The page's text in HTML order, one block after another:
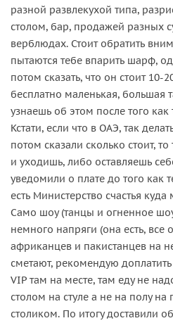
разной развлекухой типа,
столом, бар, продажей разных
верблюдах. Стоит обратить
пытаются тебе впарить шарф,
потом сказать, что он стоит
бесплатно маленькая, большая
узнаешь об этом после того
Кстати, если что в ОАЭ, так
потом сказали сколько стоит,
и уходишь, либо оставляешь
уведомили о плате до того как
есть Министерство счастья
Само шоу (танцы и огненное
немного напряги (она есть, все
африканцев и пакистанцев на
сметают, рекомендую
VIP там на месте, там еду не
столом на стуле а не на полу
столиком. По итогу доставили